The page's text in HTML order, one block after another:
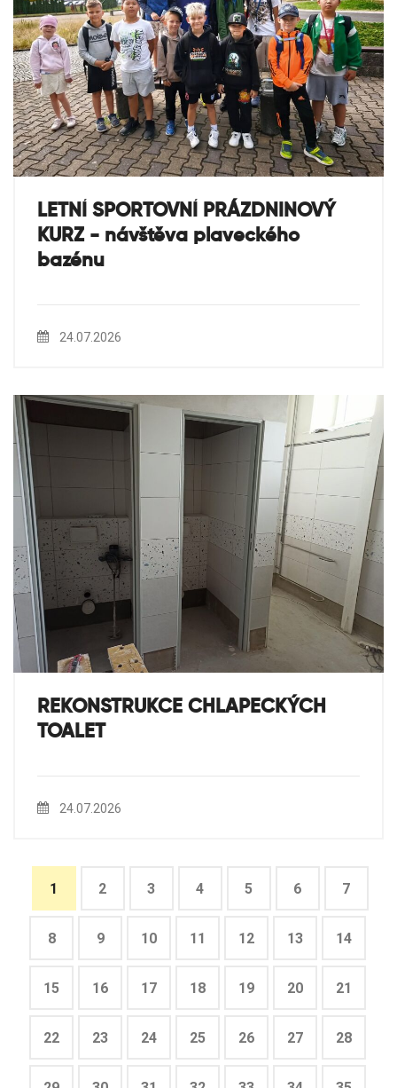
LETNÍ SPORTOVNÍ PRÁZDNINOVÝ
KURZ - návštěva plaveckého
bazénu
24.07.2026
REKONSTRUKCE CHLAPECKÝCH
TOALET
24.07.2026
1 2 3 4 5 6 7
8 9 10 11 12 13 14
15 16 17 18 19 20 21
22 23 24 25 26 27 28